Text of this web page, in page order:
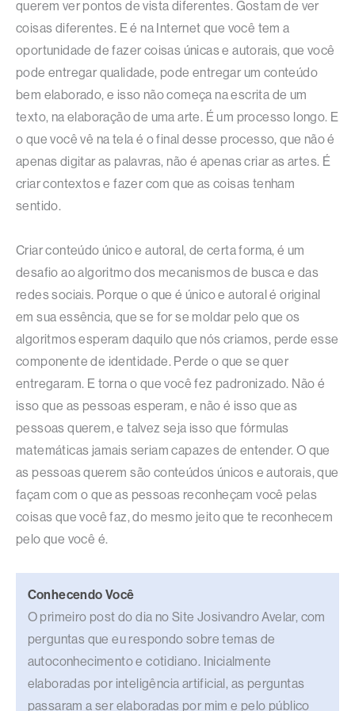
querem ver pontos de vista diferentes. Gostam de ver
coisas diferentes. E é na Internet que você tem a
oportunidade de fazer coisas únicas e autorais, que você
pode entregar qualidade, pode entregar um conteúdo
bem elaborado, e isso não começa na escrita de um
texto, na elaboração de uma arte. É um processo longo. E
o que você vê na tela é o final desse processo, que não é
apenas digitar as palavras, não é apenas criar as artes. É
criar contextos e fazer com que as coisas tenham
sentido.
Criar conteúdo único e autoral, de certa forma, é um
desafio ao algoritmo dos mecanismos de busca e das
redes sociais. Porque o que é único e autoral é original
em sua essência, que se for se moldar pelo que os
algoritmos esperam daquilo que nós criamos, perde esse
componente de identidade. Perde o que se quer
entregaram. E torna o que você fez padronizado. Não é
isso que as pessoas esperam, e não é isso que as
pessoas querem, e talvez seja isso que fórmulas
matemáticas jamais seriam capazes de entender. O que
as pessoas querem são conteúdos únicos e autorais, que
façam com o que as pessoas reconheçam você pelas
coisas que você faz, do mesmo jeito que te reconhecem
pelo que você é.
Conhecendo Você
O primeiro post do dia no Site Josivandro Avelar, com
perguntas que eu respondo sobre temas de
autoconhecimento e cotidiano. Inicialmente
elaboradas por inteligência artificial, as perguntas
passaram a ser elaboradas por mim e pelo público